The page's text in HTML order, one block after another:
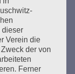
heute GEGEN
unserer
hörten die
und Vätern,
erhielten: zu
dieser
Verein die
der von
Ferner